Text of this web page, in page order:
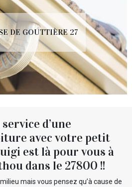
DE GOUTTIÈRE 27
d’une
avec votre petit
est là pour vous à
dans le 27800 !!
mais vous pensez qu’à cause de